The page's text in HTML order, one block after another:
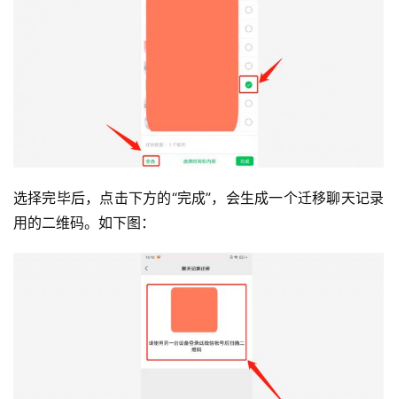
选择完毕后，点击下方的“完成”，会生成一个迁移聊天记录
用的二维码。如下图：